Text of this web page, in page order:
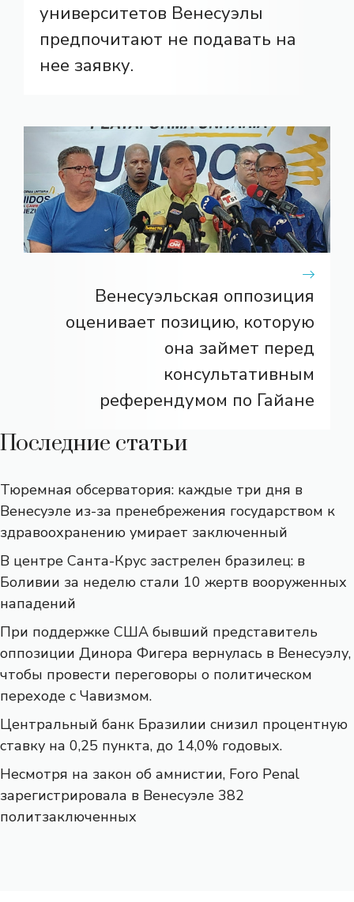
университетов Венесуэлы
предпочитают не подавать на
нее заявку.
Венесуэльская оппозиция
оценивает позицию, которую
она займет перед
консультативным
референдумом по Гайане
Последние статьи
Тюремная обсерватория: каждые три дня в
Венесуэле из-за пренебрежения государством к
здравоохранению умирает заключенный
В центре Санта-Крус застрелен бразилец: в
Боливии за неделю стали 10 жертв вооруженных
нападений
При поддержке США бывший представитель
оппозиции Динора Фигера вернулась в Венесуэлу,
чтобы провести переговоры о политическом
переходе с Чавизмом.
Центральный банк Бразилии снизил процентную
ставку на 0,25 пункта, до 14,0% годовых.
Несмотря на закон об амнистии, Foro Penal
зарегистрировала в Венесуэле 382
политзаключенных